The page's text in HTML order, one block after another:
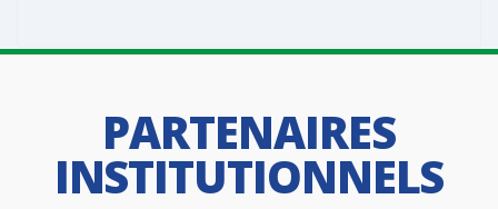
PARTENAIRES
INSTITUTIONNELS